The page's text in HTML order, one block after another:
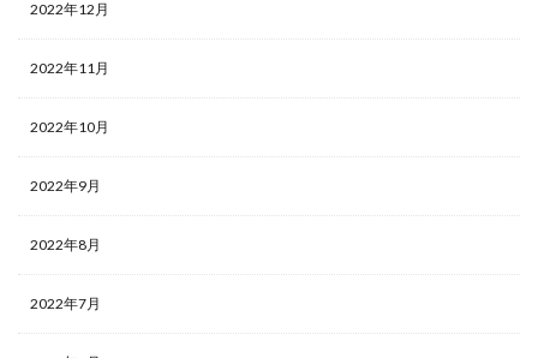
2022年12月
2022年11月
2022年10月
2022年9月
2022年8月
2022年7月